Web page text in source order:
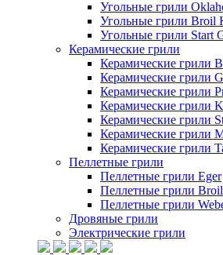
Угольные грили
Угольные грили Broil
Угольные грили Start
Керамические грили
Керамические грили
Керамические грили
Керамические грили
Керамические грили
Керамические грили
Керамические грили
Керамические грили
Пеллетные грили
Пеллетные грили Eger
Пеллетные грили
Пеллетные грили
Дровяные грили
Электрические грили